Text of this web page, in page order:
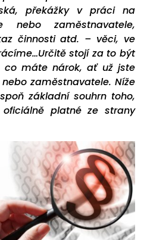
překážky v práci na
nebo zaměstnavatele,
činnosti atd. – věci, ve
stojí za to být
co máte nárok, ať už jste
zaměstnavatele. Níže
základní souhrn toho,
platné ze strany